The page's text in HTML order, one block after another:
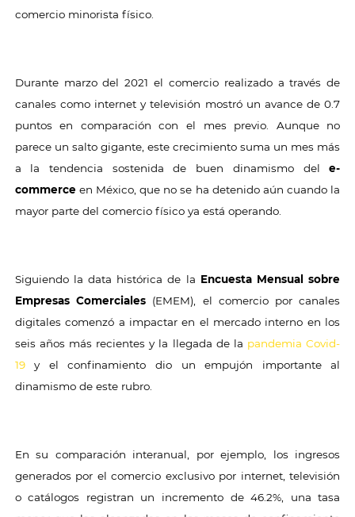
comercio minorista físico.
Durante marzo del 2021 el comercio realizado a través de
canales como internet y televisión mostró un avance de 0.7
puntos en comparación con el mes previo. Aunque no
parece un salto gigante, este crecimiento suma un mes más
a la tendencia sostenida de buen dinamismo dele-
commerce en México, que no se ha detenido aún cuando la
mayor parte del comercio físico ya está operando.
Siguiendo la data histórica de la Encuesta Mensual sobre
Empresas Comerciales(EMEM), el comercio por canales
digitales comenzó a impactar en el mercado interno en los
seis años más recientes y la llegada de la pandemia Covid-
19y el confinamiento dio un empujón importante al
dinamismo de este rubro.
En su comparación interanual, por ejemplo, los ingresos
generados por el comercio exclusivo por internet, televisión
o catálogos registran un incremento de 46.2%, una tasa